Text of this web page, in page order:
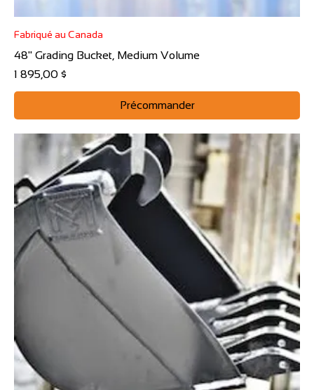
Fabriqué au Canada
48" Grading Bucket, Medium Volume
Prix
1 895,00 $
Précommander